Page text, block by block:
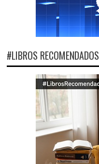
#LIBROS RECOMENDADOS